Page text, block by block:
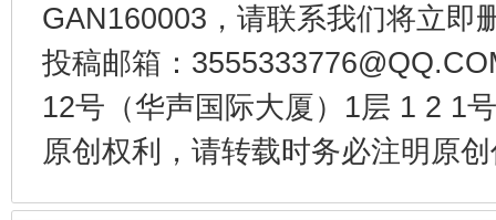
GAN160003，请联系我们将立即
投稿邮箱：
12号（华声国际大厦）1层 1 2 1
原创权利，请转载时务必注明原
揭开“小金库”的免责幌子